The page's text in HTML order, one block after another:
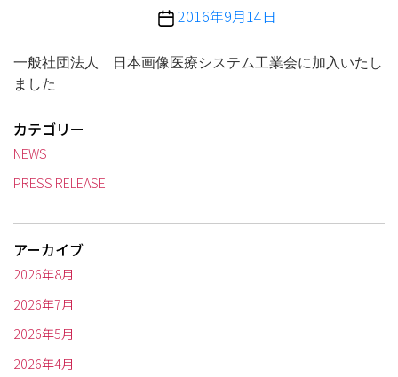
投
日
2016年9月14日
一般社団法人 日本画像医療システム工業会に加入いたし
ました
カテゴリー
NEWS
PRESS RELEASE
アーカイブ
2026年8月
2026年7月
2026年5月
2026年4月